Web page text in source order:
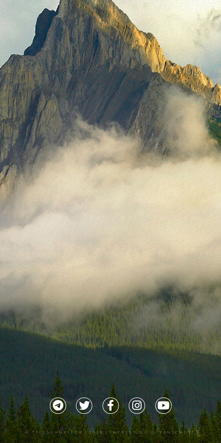
©TILLSCHNEIDER | 2026 |IMPRESSUM |DATENSCHUTZ